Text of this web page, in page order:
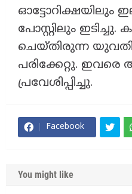
ഓട്ടോറിക്ഷയിലും
പോസ്റ്റിലും ഇടിച്ചു.
ചെയ്തിരുന്ന
പരിക്കേറ്റു.
പ്രവേശിപ്പിച്ചു.
Facebook
You might like